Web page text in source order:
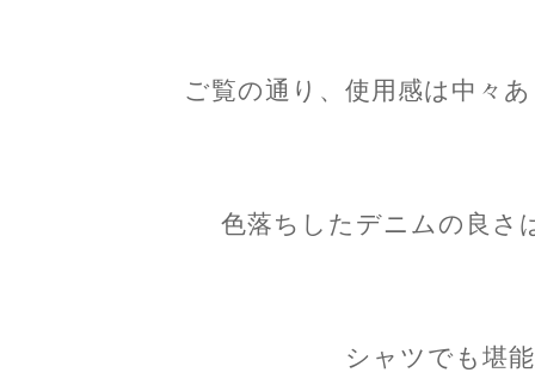
ご覧の通り、使用感は中々
色落ちしたデニムの良さ
シャツでも堪